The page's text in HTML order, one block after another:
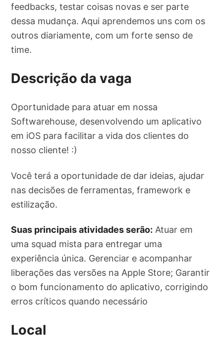
feedbacks, testar coisas novas e ser parte
dessa mudança. Aqui aprendemos uns com os
outros diariamente, com um forte senso de
time.
Descrição da vaga
Oportunidade para atuar em nossa
Softwarehouse, desenvolvendo um aplicativo
em iOS para facilitar a vida dos clientes do
nosso cliente! :)
Você terá a oportunidade de dar ideias, ajudar
nas decisões de ferramentas, framework e
estilização.
Suas principais atividades serão: Atuar em
uma squad mista para entregar uma
experiência única. Gerenciar e acompanhar
liberações das versões na Apple Store; Garantir
o bom funcionamento do aplicativo, corrigindo
erros críticos quando necessário
Local